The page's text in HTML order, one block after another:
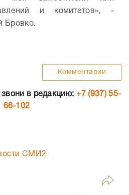
и комитетов», -
Бровко.
Комментарии
в редакцию: +7 (937) 55-
66-102
СМИ2